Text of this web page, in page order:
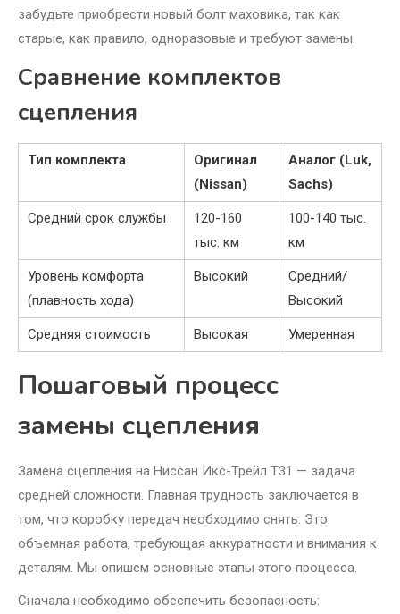
забудьте приобрести новый болт маховика, так как
старые, как правило, одноразовые и требуют замены.
Сравнение комплектов
сцепления
Тип комплекта
Оригинал
(Nissan)
Аналог (Luk,
Sachs)
Средний срок службы
120-160
тыс. км
100-140 тыс.
км
Уровень комфорта
(плавность хода)
Высокий
Средний/
Высокий
Средняя стоимость Высокая Умеренная
Пошаговый процесс
замены сцепления
Замена сцепления на Ниссан Икс-Трейл Т31 — задача
средней сложности. Главная трудность заключается в
том, что коробку передач необходимо снять. Это
объемная работа, требующая аккуратности и внимания к
деталям. Мы опишем основные этапы этого процесса.
Сначала необходимо обеспечить безопасность: